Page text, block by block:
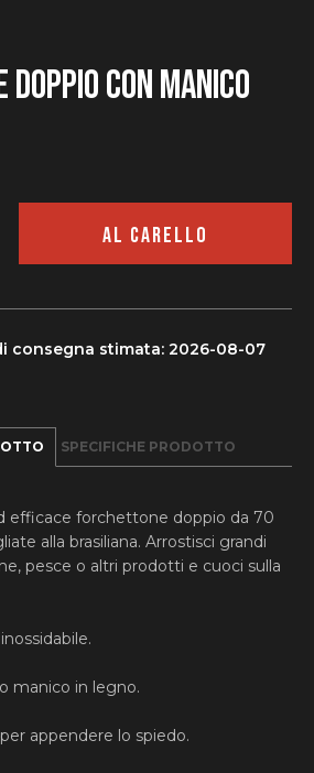
con manico
AL CARELLO
consegna stimata: 2026-08-07
SPECIFICHE PRODOTTO
efficace forchettone doppio da 70
alla brasiliana. Arrostisci grandi
pesce o altri prodotti e cuoci sulla
manico in legno.
appendere lo spiedo.